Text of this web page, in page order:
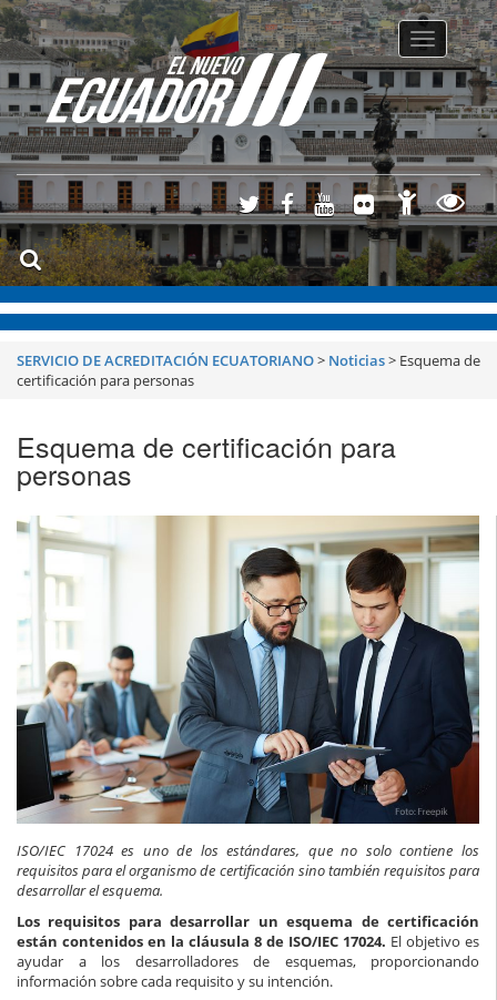
Toggle
SERVICIO DE ACREDITACIÓN ECUATORIANO> Noticias> Esquema de
certificación para personas
Esquema de certificación para
personas
ISO/IEC 17024 es uno de los estándares, que no solo contiene los
requisitos para el organismo de certificación sino también requisitos para
desarrollar el esquema.
Los requisitos para desarrollar un esquema de certificación
están contenidos en la cláusula 8 de ISO/IEC 17024. El objetivo es
ayudar a los desarrolladores de esquemas, proporcionando
información sobre cada requisito y su intención.